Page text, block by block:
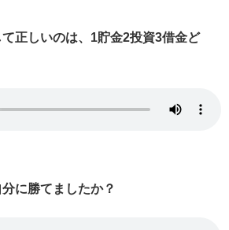
正しいのは、1貯金2投資3借金ど
に勝てましたか？